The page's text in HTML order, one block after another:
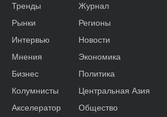
Тренды
Рынки
Интервью
Мнения
Бизнес
Колумнисты
Акселератор
Журнал
Регионы
Новости
Экономика
Политика
Центральная Азия
Общество